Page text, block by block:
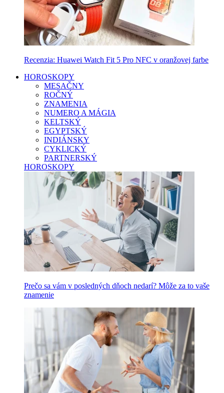
Recenzia: Huawei Watch Fit 5 Pro NFC v oranžovej farbe
HOROSKOPY
MESAČNY
ROČNÝ
ZNAMENIA
NUMERO A MÁGIA
KELTSKÝ
EGYPTSKÝ
INDIÁNSKY
CYKLICKÝ
PARTNERSKÝ
HOROSKOPY
Prečo sa vám v posledných dňoch nedarí? Môže za to vaše
znamenie